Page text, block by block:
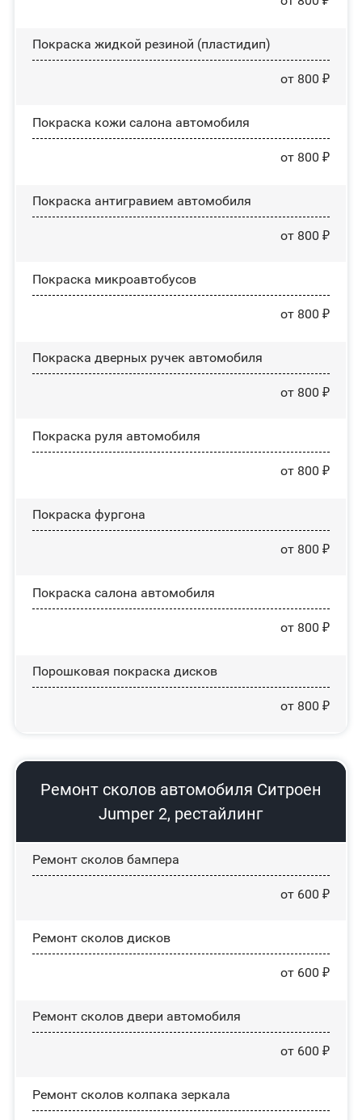
Покраска жидкой резиной (пластидип)
от 800 ₽
Покраска кожи салона автомобиля
от 800 ₽
Покраска антигравием автомобиля
от 800 ₽
Покраска микроавтобусов
от 800 ₽
Покраска дверных ручек автомобиля
от 800 ₽
Покраска руля автомобиля
от 800 ₽
Покраска фургона
от 800 ₽
Покраска салона автомобиля
от 800 ₽
Порошковая покраска дисков
от 800 ₽
Ремонт сколов автомобиля Ситроен
Jumper 2, рестайлинг
Ремонт сколов бампера
от 600 ₽
Ремонт сколов дисков
от 600 ₽
Ремонт сколов двери автомобиля
от 600 ₽
Ремонт сколов колпака зеркала